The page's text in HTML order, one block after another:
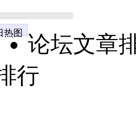
热图
论坛文章
行